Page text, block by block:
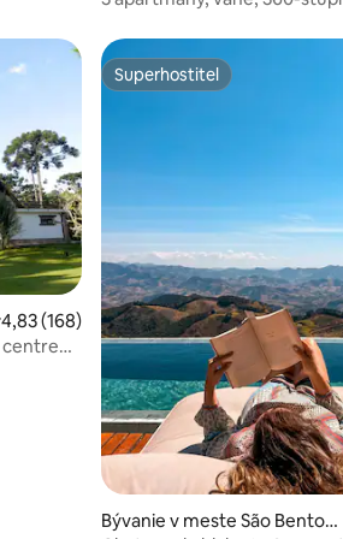
266
ohodnotenie 4,83 z 5, počet
4,83 (168)
centre
Superhostiteľ
Superhostiteľ
Bývanie v meste São Bento d